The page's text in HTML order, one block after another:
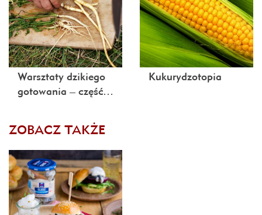
Warsztaty dzikiego
gotowania – część…
Kukurydzotopia
ZOBACZ TAKŻE